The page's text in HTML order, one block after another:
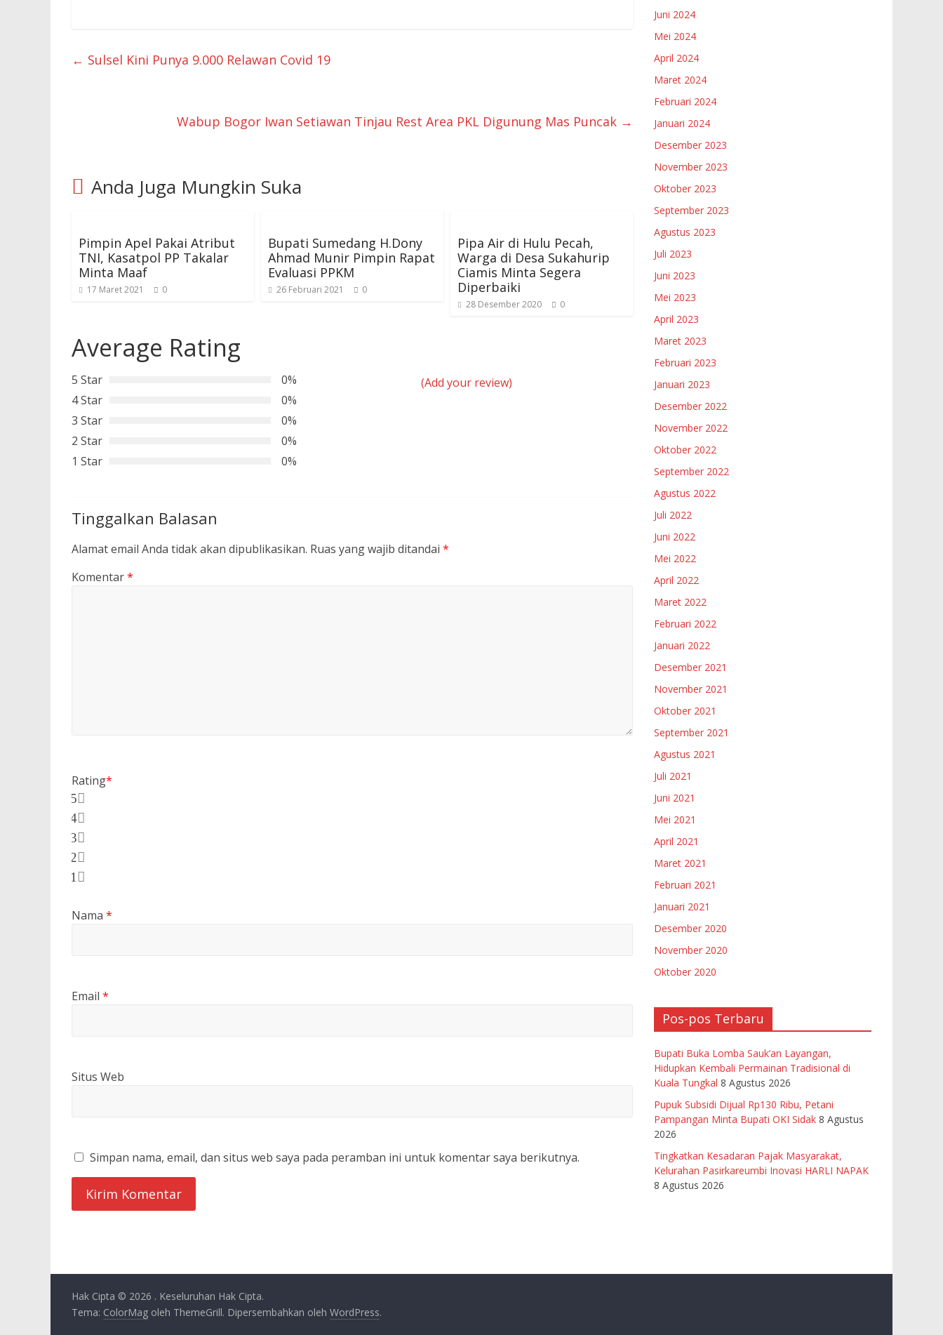
← Sulsel Kini Punya 9.000 Relawan Covid 19
Wabup Bogor Iwan Setiawan Tinjau Rest Area PKL Digunung Mas Puncak →
Anda Juga Mungkin Suka
Pimpin Apel Pakai Atribut
TNI, Kasatpol PP Takalar
Minta Maaf
17 Maret 2021 0
Bupati Sumedang H.Dony
Ahmad Munir Pimpin Rapat
Evaluasi PPKM
26 Februari 2021 0
Pipa Air di Hulu Pecah,
Warga di Desa Sukahurip
Ciamis Minta Segera
Diperbaiki
28 Desember 2020 0
Average Rating
5 Star
0%
4 Star
0%
3 Star
0%
2 Star
0%
1 Star
0%
(Add your review)
Tinggalkan Balasan
Alamat email Anda tidak akan dipublikasikan. Ruas yang wajib ditandai *
Komentar*
Rating*
5
4
3
2
1
Nama *
Email *
Situs Web
Simpan nama, email, dan situs web saya pada peramban ini untuk komentar saya berikutnya.
Juni 2024
Mei 2024
April 2024
Maret 2024
Februari 2024
Januari 2024
Desember 2023
November 2023
Oktober 2023
September 2023
Agustus 2023
Juli 2023
Juni 2023
Mei 2023
April 2023
Maret 2023
Februari 2023
Januari 2023
Desember 2022
November 2022
Oktober 2022
September 2022
Agustus 2022
Juli 2022
Juni 2022
Mei 2022
April 2022
Maret 2022
Februari 2022
Januari 2022
Desember 2021
November 2021
Oktober 2021
September 2021
Agustus 2021
Juli 2021
Juni 2021
Mei 2021
April 2021
Maret 2021
Februari 2021
Januari 2021
Desember 2020
November 2020
Oktober 2020
Pos-pos Terbaru
Bupati Buka Lomba Sauk’an Layangan,
Hidupkan Kembali Permainan Tradisional di
Kuala Tungkal 8 Agustus 2026
Pupuk Subsidi Dijual Rp130 Ribu, Petani
Pampangan Minta Bupati OKI Sidak 8 Agustus
2026
Tingkatkan Kesadaran Pajak Masyarakat,
Kelurahan Pasirkareumbi Inovasi HARLI NAPAK
8 Agustus 2026
Hak Cipta © 2026 . Keseluruhan Hak Cipta.
Tema: ColorMag oleh ThemeGrill. Dipersembahkan oleh WordPress.